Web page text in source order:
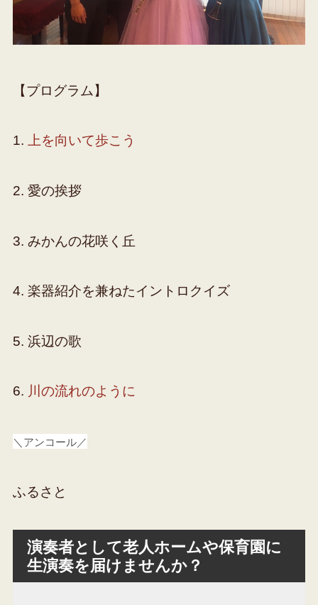
【プログラム】
1. 上を向いて歩こう
2. 愛の挨拶
3. みかんの花咲く丘
4. 楽器紹介を兼ねたイントロクイズ
5. 浜辺の歌
6. 川の流れのように
＼アンコール／
ふるさと
演奏者として老人ホームや保育園に
生演奏を届けませんか？